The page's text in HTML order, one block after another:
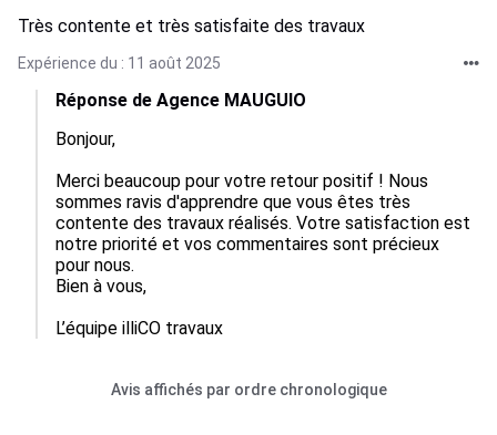
Très contente et très satisfaite des travaux
Expérience du : 11 août 2025
Réponse de Agence MAUGUIO
Bonjour,
Merci beaucoup pour votre retour positif ! Nous
sommes ravis d'apprendre que vous êtes très
contente des travaux réalisés. Votre satisfaction est
notre priorité et vos commentaires sont précieux
pour nous.
Bien à vous,
L’équipe illiCO travaux
Avis affichés par ordre chronologique